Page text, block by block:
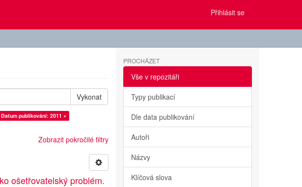
Přihlásit se
Vykonat
Datum publikování: 2011 ×
Zobrazit pokročilé filtry
ošetřovatelský problém.
PROCHÁZET
Vše v repozitáři
Typy publikací
Dle data publikování
Autoři
Názvy
Klíčová slova